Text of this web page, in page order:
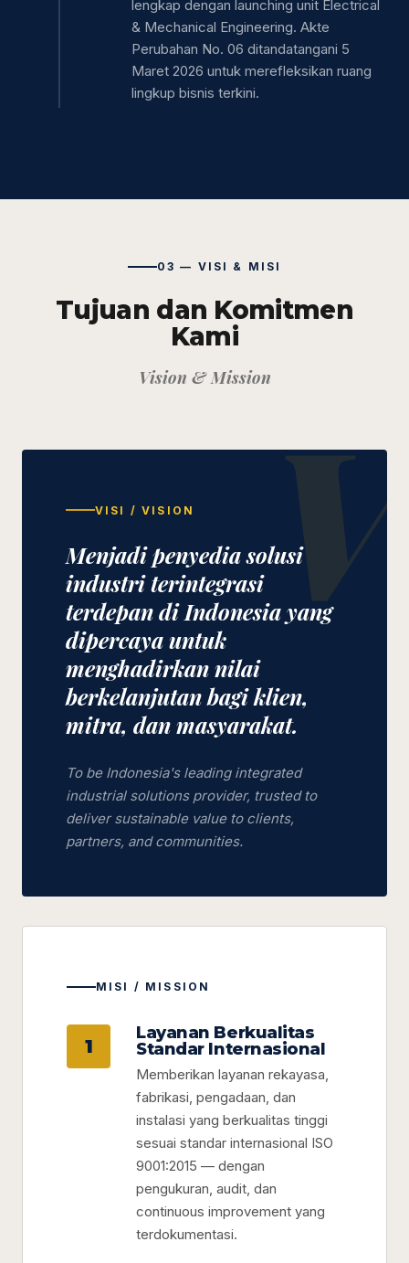
lengkap dengan launching unit Electrical
& Mechanical Engineering. Akte
Perubahan No. 06 ditandatangani 5
Maret 2026 untuk merefleksikan ruang
lingkup bisnis terkini.
03 — VISI & MISI
Tujuan dan Komitmen
Kami
Vision & Mission
V
VISI / VISION
Menjadi penyedia solusi
industri terintegrasi
terdepan di Indonesia yang
dipercaya untuk
menghadirkan nilai
berkelanjutan bagi klien,
mitra, dan masyarakat.
To be Indonesia's leading integrated
industrial solutions provider, trusted to
deliver sustainable value to clients,
partners, and communities.
MISI / MISSION
1
Layanan Berkualitas
Standar Internasional
Memberikan layanan rekayasa,
fabrikasi, pengadaan, dan
instalasi yang berkualitas tinggi
sesuai standar internasional ISO
9001:2015 — dengan
pengukuran, audit, dan
continuous improvement yang
terdokumentasi.